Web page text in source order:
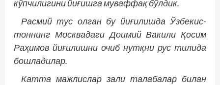
кўпчилигини йиғишга муваффақ бўлдик.
Расмий тус олган бу йиғилишда Ўзбекис­
тоннинг Москвадаги Доимий Вакили Қосим
Раҳимов йиғилишни очиб нутқни рус тилида
бошладилар.
Катта мажлислар зали талабалар билан